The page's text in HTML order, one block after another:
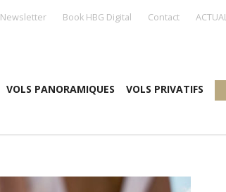
Newsletter Book HBG Digital Contact
VOLS PANORAMIQUES VOLS PRIVATIFS